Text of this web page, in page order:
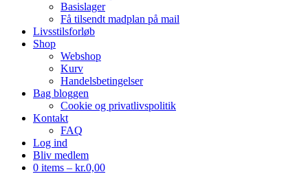
Basislager
Få tilsendt madplan på mail
Livsstilsforløb
Shop
Webshop
Kurv
Handelsbetingelser
Bag bloggen
Cookie og privatlivspolitik
Kontakt
FAQ
Log ind
Bliv medlem
0 items – kr.0,00